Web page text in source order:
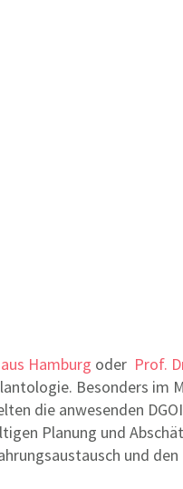
Hamburg oder Prof.
Besonders
die anwesenden
Planung und
und